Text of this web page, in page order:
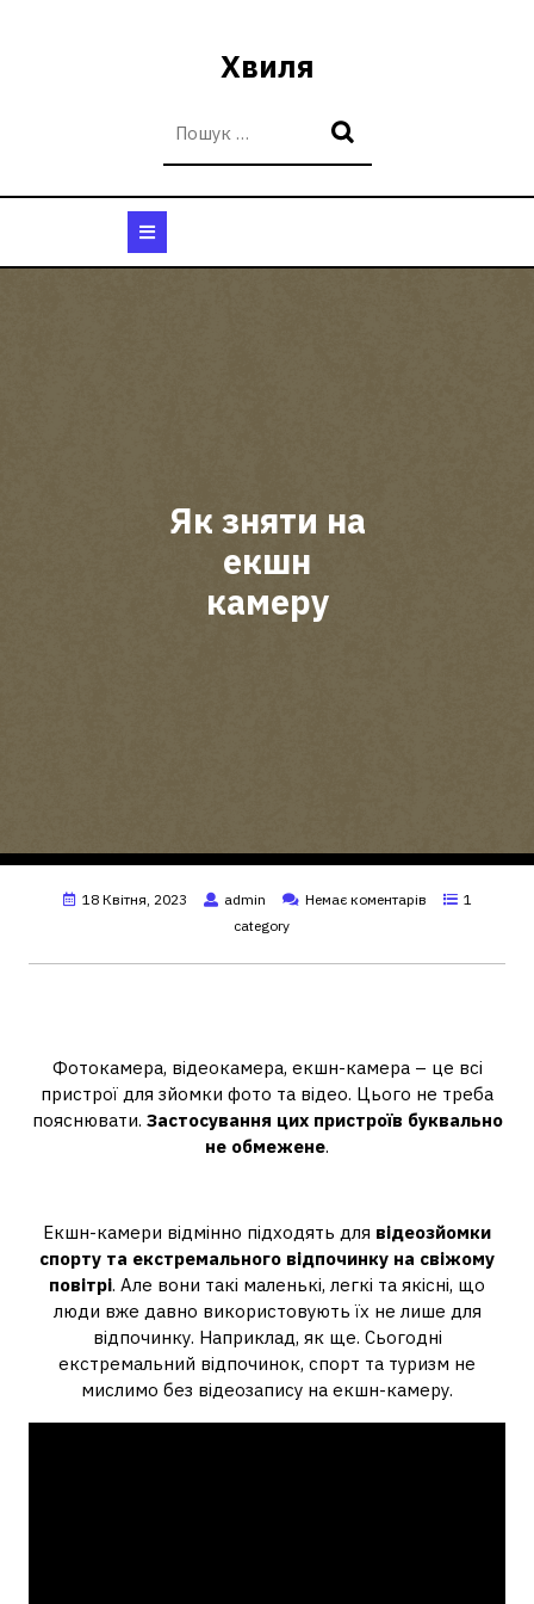
Хвиля
Як зняти на
екшн
камеру
18 Квітня, 2023 admin Немає коментарів
1
category
Фотокамера, відеокамера, екшн-камера – це всі
пристрої для зйомки фото та відео. Цього не треба
пояснювати. Застосування цих пристроїв буквально
не обмежене.
Екшн-камери відмінно підходять для відеозйомки
спорту та екстремального відпочинку на свіжому
повітрі. Але вони такі маленькі, легкі та якісні, що
люди вже давно використовують їх не лише для
відпочинку. Наприклад, як ще. Сьогодні
екстремальний відпочинок, спорт та туризм не
мислимо без відеозапису на екшн-камеру.